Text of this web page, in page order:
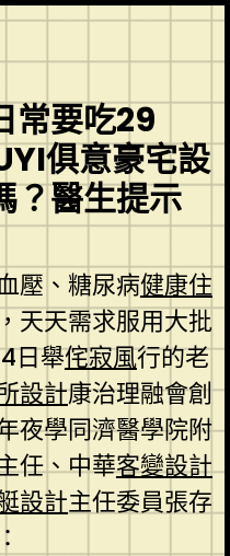
常要吃29
俱意豪宅設
？醫生提示
壓、糖尿病健康住
天天需求服用大批
日舉侘寂風行的老
設計康治理融會創
夜學同濟醫學院附
任、中華客變設計
設計主任委員張存